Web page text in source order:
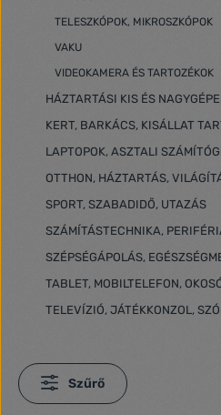
TELESZKÓPOK, MIKROSZKÓPOK
VAKU
VIDEOKAMERA ÉS TARTOZÉKOK
HÁZTARTÁSI KIS ÉS
KERT, BARKÁCS, KISÁLLAT
LAPTOPOK, ASZTALI
OTTHON, HÁZTARTÁS,
SPORT, SZABADIDŐ, UTAZÁS
SZÁMÍTÁSTECHNIKA,
SZÉPSÉGÁPOLÁS,
TABLET, MOBILTELEFON,
TELEVÍZIÓ, JÁTÉKKONZOL,
Szűrő